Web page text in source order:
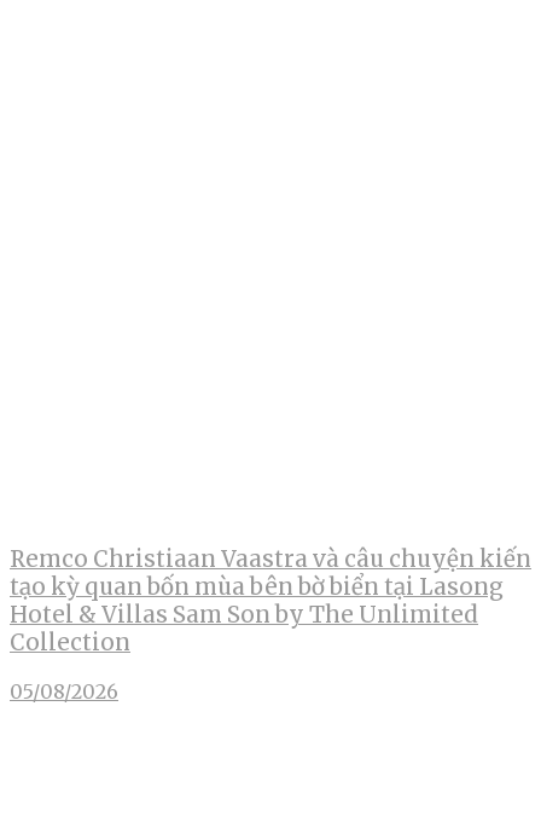
Remco Christiaan Vaastra và câu chuyện kiến
tạo kỳ quan bốn mùa bên bờ biển tại Lasong
Hotel & Villas Sam Son by The Unlimited
Collection
05/08/2026